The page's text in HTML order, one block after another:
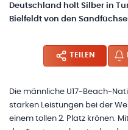
Deutschland holt Silber in
Bielfeldt von den
TEILEN
Die männliche U17-Beach-
starken Leistungen bei der
einem tollen 2. Platz krönen.